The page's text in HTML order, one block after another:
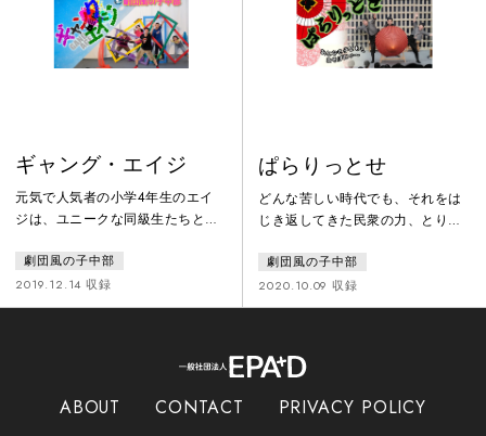
繰り広げられる虫たちのコミカル
で懸命な大騒動に巻き込まれてい
きます
ったり泣いたり、ぼーっとしたり
しながら観られるような、時間と
空間がつくりたいと思って始めた
お芝居です。人の声と生の響きを
ギャング・エイジ
元気で人気者の小学4年生のエイ
ジは、ユニークな同級生たちと楽
ある日、偶然が重なり、エイジは
「らんぼうもの」のレッテルを貼
られてしまう。学校を逃げ出した
もに大きな夢を叶えるために走り
劇団風の子中部
2019.12.14 収録
ぱらりっとせ
どんな苦しい時代でも、それをは
じき返してきた民衆の力、とりわ
文化を再創造し、今に繋げてきた
のではないでしょうか。“岐阜”と
いう土地から「遊び、地域、文
には民話を脚色した「はなさかこ
りします。加納の和傘、美濃和
劇団風の子中部
2020.10.09 収録
ABOUT CONTACT PRIVACY POLICY